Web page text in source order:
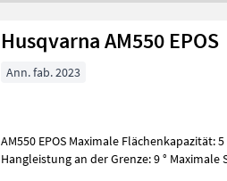
Husqvarna AM550 EPOS
Ann. fab. 2023
AM550 EPOS Maximale Flächenkapazität: 5 000 m² Maximale
Hangleistung an der Grenze: 9 °